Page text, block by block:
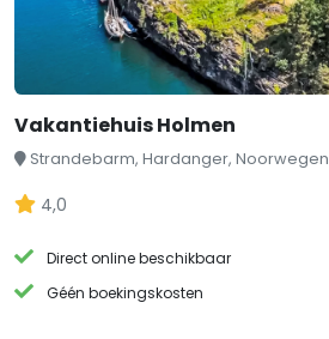
Vakantiehuis Holmen
Strandebarm, Hardanger, Noorwegen
4,0
Direct online beschikbaar
Géén boekingskosten